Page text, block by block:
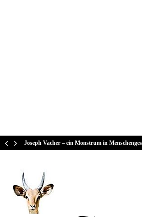
Joseph Vacher – ein Monstrum in